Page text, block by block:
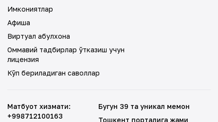
Имкониятлар
Афиша
Виртуал қабулхона
Оммавий тадбирлар ўтказиш учун
лицензия
Кўп бериладиган саволлар
Матбуот хизмати:
+998712100163
Бугун 39 та уникал меҳмон
Тошкент порталига жами